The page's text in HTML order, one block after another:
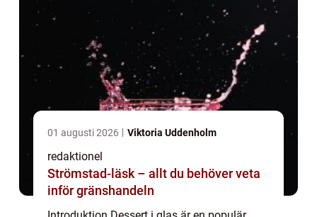
01 augusti 2026 Viktoria Uddenholm
redaktionel
Strömstad-läsk – allt du behöver veta
inför gränshandeln